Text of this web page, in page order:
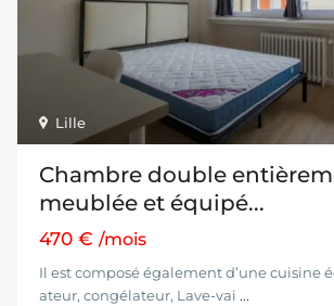
Lille
Chambre double
meublée et équipé...
470 €/mois
Il est composé également d’une cuisine
ateur, congélateur, Lave-vai ...